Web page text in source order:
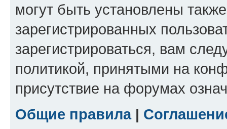
могут быть установлены
зарегистрированных
зарегистрироваться, вам
политикой, принятыми на
присутствие на форумах
Общие правила|